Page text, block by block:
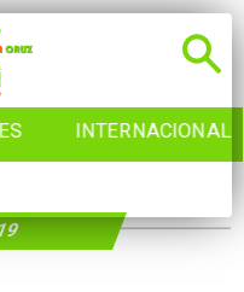
INTERNACIONAL